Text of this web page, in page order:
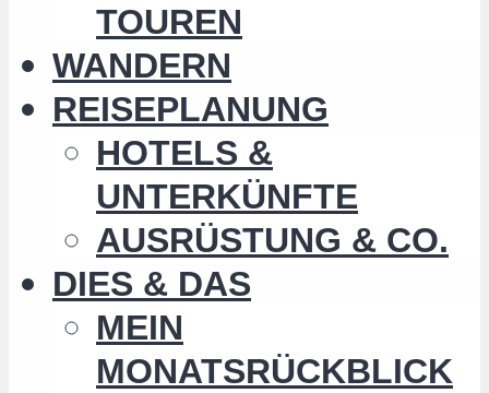
TOUREN
WANDERN
REISEPLANUNG
HOTELS &
UNTERKÜNFTE
AUSRÜSTUNG & CO.
DIES & DAS
MEIN
MONATSRÜCKBLICK